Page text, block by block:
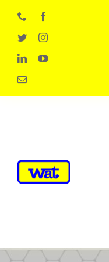
content